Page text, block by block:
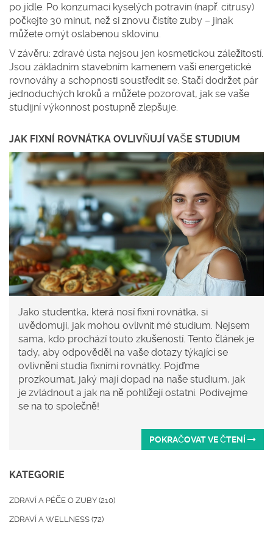
po jídle. Po konzumaci kyselých potravin (např. citrusy)
počkejte 30 minut, než si znovu čistíte zuby – jinak
můžete omýt oslabenou sklovinu.
V závěru: zdravé ústa nejsou jen kosmetickou záležitostí.
Jsou základním stavebním kamenem vaší energetické
rovnováhy a schopnosti soustředit se. Stačí dodržet pár
jednoduchých kroků a můžete pozorovat, jak se vaše
studijní výkonnost postupně zlepšuje.
JAK FIXNÍ ROVNÁTKA OVLIVŇUJÍ VAŠE STUDIUM
Jako studentka, která nosí fixní rovnátka, si
uvědomuji, jak mohou ovlivnit mé studium. Nejsem
sama, kdo prochází touto zkušeností. Tento článek je
tady, aby odpověděl na vaše dotazy týkající se
ovlivnění studia fixními rovnátky. Pojďme
prozkoumat, jaký mají dopad na naše studium, jak
je zvládnout a jak na ně pohlížejí ostatní. Podívejme
se na to společně!
POKRAČOVAT VE ČTENÍ
KATEGORIE
ZDRAVÍ A PÉČE O ZUBY (210)
ZDRAVÍ A WELLNESS (72)